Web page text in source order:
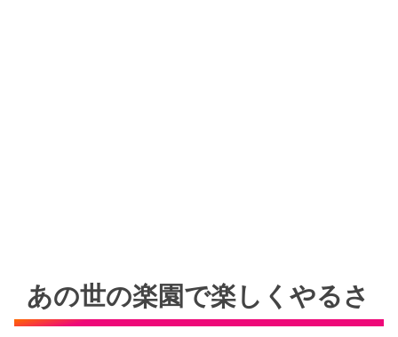
あの世の楽園で楽しくやるさ